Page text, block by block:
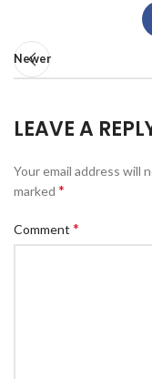
Newer
LEAVE A
Your email address will
marked *
Comment *